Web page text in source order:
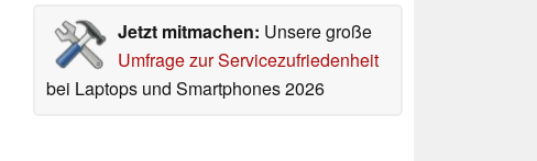
Jetzt mitmachen: Unsere große
Umfrage zur Servicezufriedenheit
bei Laptops und Smartphones 2026